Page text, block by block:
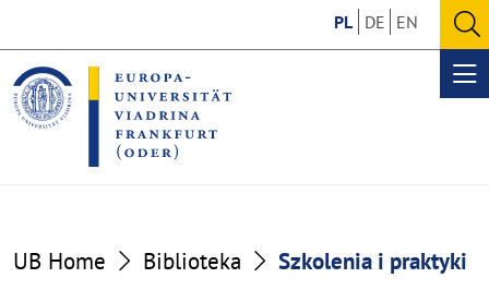
the
content
section
the
footer
section
PL DE EN
Szkolenia
UB Home Biblioteka Szkolenia i praktyki